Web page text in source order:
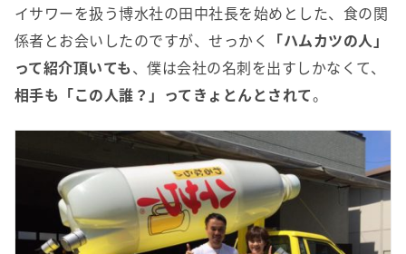
イサワーを扱う博水社の田中社長を始めとした、食の関
係者とお会いしたのですが、せっかく
「ハムカツの人」
って紹介頂いても、僕は会社の名刺を出すしかなくて、
相手も「この人誰？」ってきょとんとされて。